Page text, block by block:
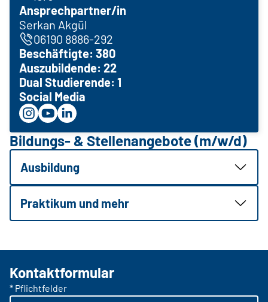
Ansprechpartner/in
Serkan Akgül
06190 8886-292
Beschäftigte: 380
Auszubildende: 22
Dual Studierende: 1
Social Media
Bildungs- & Stellenangebote (m/w/d)
Ausbildung
Praktikum und mehr
Kontaktformular
* Pflichtfelder